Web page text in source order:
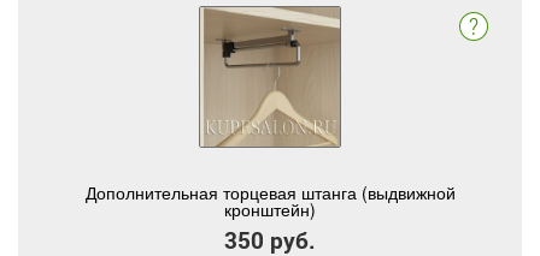
Дополнительная торцевая штанга (выдвижной
кронштейн)
350 руб.